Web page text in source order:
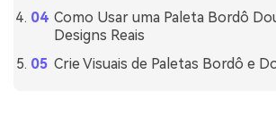
Como Usar uma Paleta Bordô
Designs Reais
Crie Visuais de Paletas Bordô e